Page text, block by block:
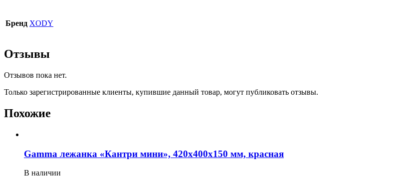
Бренд XODY
Отзывы
Отзывов пока нет.
Только зарегистрированные клиенты, купившие данный товар, могут публиковать отзывы.
Похожие
Gamma лежанка «Кантри мини», 420х400х150 мм, красная
В наличии